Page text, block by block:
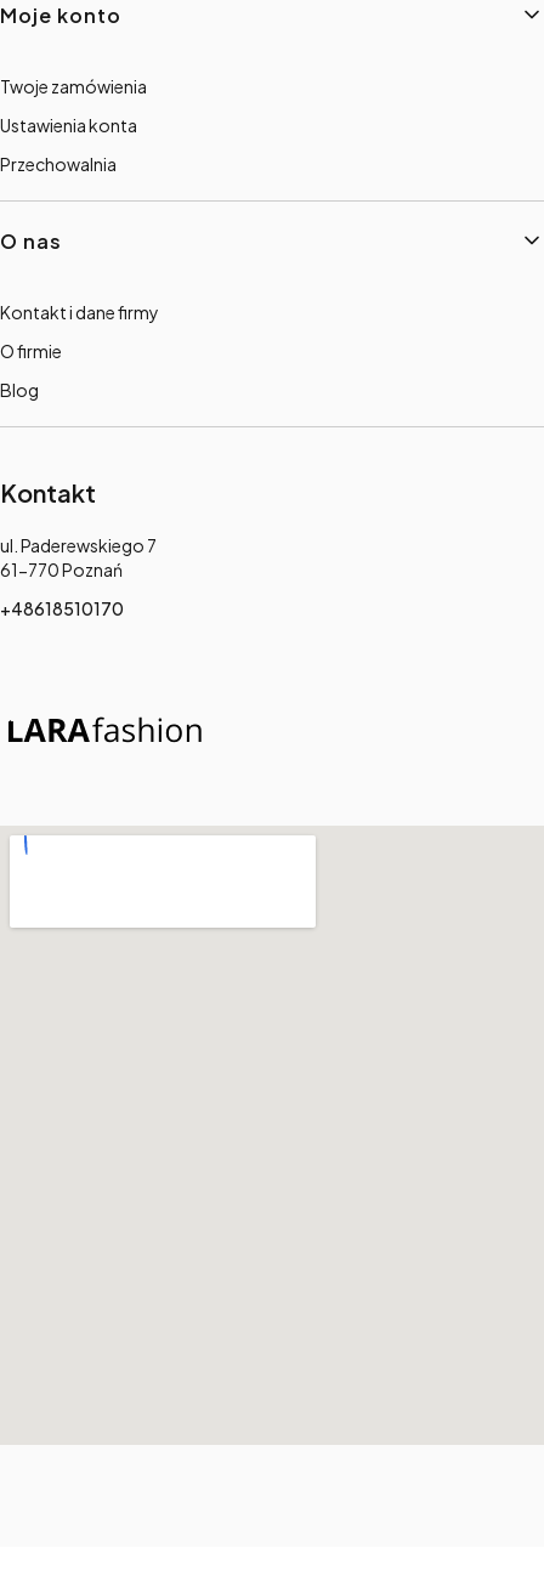
Moje konto
Twoje zamówienia
Ustawienia konta
Przechowalnia
O nas
Kontakt i dane firmy
O firmie
Blog
Kontakt
Adres:
ul. Paderewskiego 7
61-770 Poznań
+48618510170